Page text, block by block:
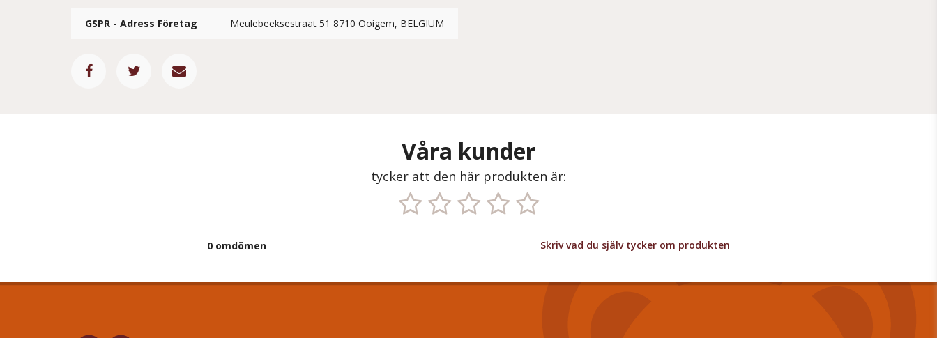
GSPR - Adress Företag Meulebeeksestraat 51 8710 Ooigem, BELGIUM
Våra kunder
tycker att den här produkten är:
0 omdömen Skriv vad du själv tycker om produkten